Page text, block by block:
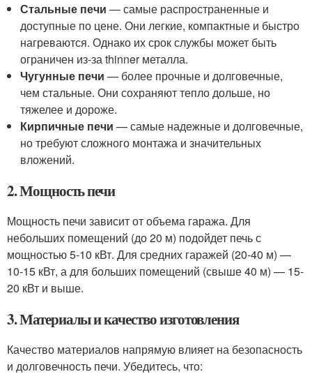
Стальные печи — самые распространенные и
доступные по цене. Они легкие, компактные и быстро
нагреваются. Однако их срок службы может быть
ограничен из-за thinner металла.
Чугунные печи — более прочные и долговечные,
чем стальные. Они сохраняют тепло дольше, но
тяжелее и дороже.
Кирпичные печи — самые надежные и долговечные,
но требуют сложного монтажа и значительных
вложений.
2. Мощность печи
Мощность печи зависит от объема гаража. Для
небольших помещений (до 20 м) подойдет печь с
мощностью 5-10 кВт. Для средних гаражей (20-40 м) —
10-15 кВт, а для больших помещений (свыше 40 м) — 15-
20 кВт и выше.
3. Материалы и качество изготовления
Качество материалов напрямую влияет на безопасность
и долговечность печи. Убедитесь, что: